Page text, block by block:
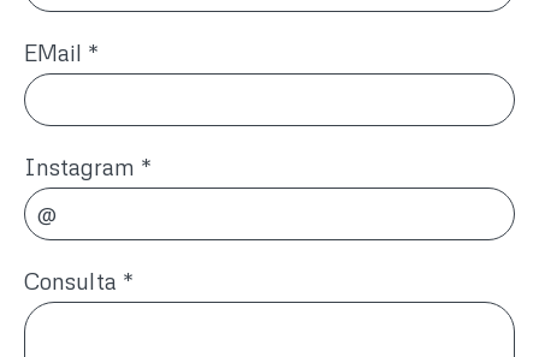
EMail *
Instagram *
Consulta *